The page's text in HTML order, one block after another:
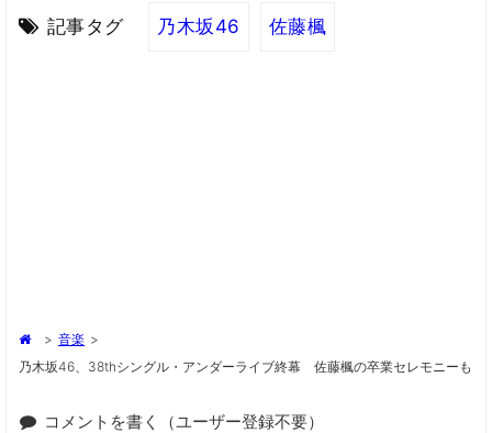
記事タグ 乃木坂46 佐藤楓
> 音楽 >
乃木坂46、38thシングル・アンダーライブ終幕 佐藤楓の卒業セレモニーも
コメントを書く（ユーザー登録不要）